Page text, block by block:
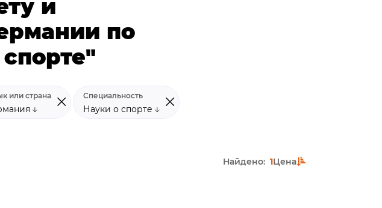
и
по
или страна Специальность
Науки о спорте
Найдено: 1Цена